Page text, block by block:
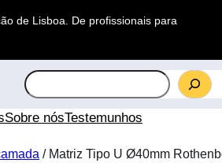
de Lisboa. De profissionais para
S
e
a
c
Sobre nósTestemunhos
/ Matriz Tipo U Ø40mm